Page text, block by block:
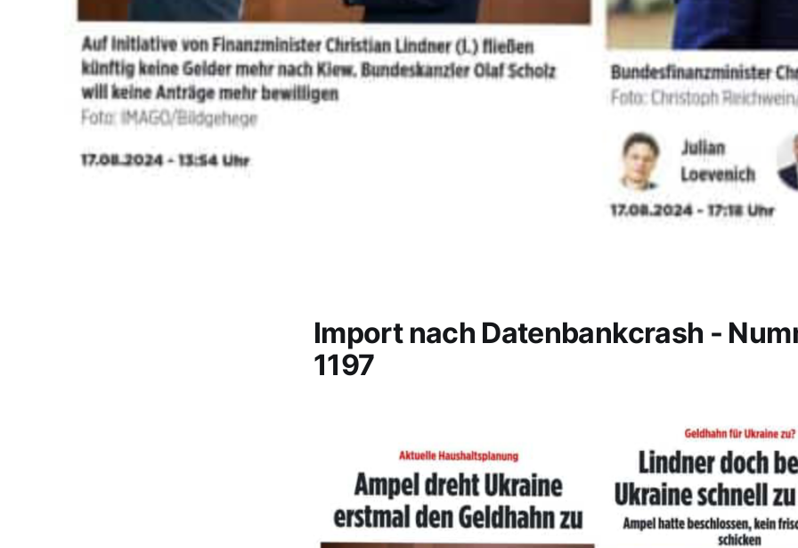
Import nach Datenbankcrash -
1197